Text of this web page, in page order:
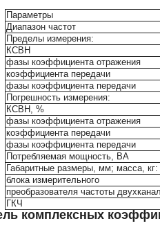
Параметры
Диапазон частот
Пределы измерения:
КСВН
фазы коэффициента отражения
коэффициента передачи
фазы коэффициента передачи
Погрешность измерения:
КСВН, %
фазы коэффициента отражения
коэффициента передачи
фазы коэффициента передачи
Потребляемая мощность, ВА
Габаритные размеры, мм; масса, кг:
блока измерительного
преобразователя частоты
ГКЧ
комплексных